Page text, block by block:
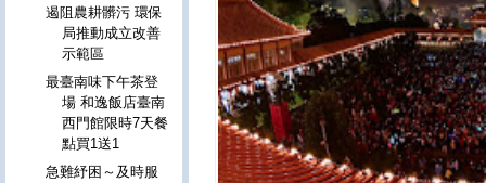
遏阻農耕髒污 環保
局推動成立改善
示範區
最臺南味下午茶登
場 和逸飯店臺南
西門館限時7天餐
點買1送1
急難紓困～及時服